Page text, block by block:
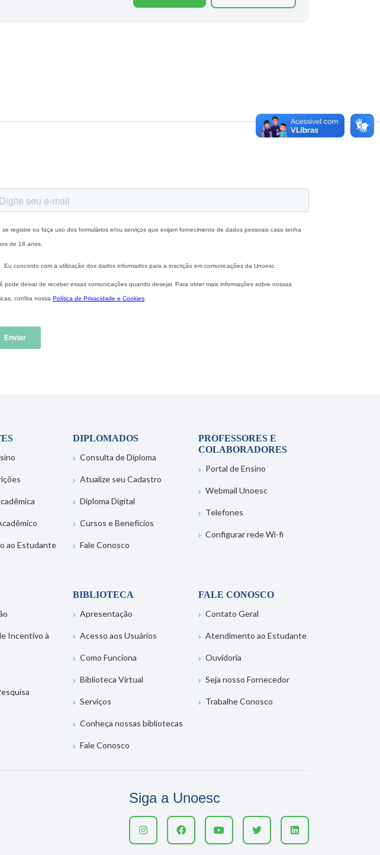
ao Estudante
DIPLOMADOS
Consulta de Diploma
Atualize seu Cadastro
Diploma Digital
Cursos e Benefícios
Fale Conosco
PROFESSORES E
COLABORADORES
Portal de Ensino
Webmail Unoesc
Telefones
Configurar rede Wi-fi
Incentivo à
BIBLIOTECA
Apresentação
Acesso aos Usuários
Como Funciona
Biblioteca Virtual
Serviços
Conheça nossas bibliotecas
Fale Conosco
FALE CONOSCO
Contato Geral
Atendimento ao Estudante
Ouvidoria
Seja nosso Fornecedor
Trabalhe Conosco
Siga a Unoesc